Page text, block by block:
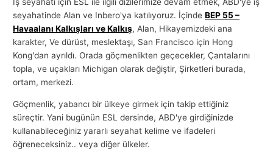
İş seyahati için ESL ile ilgili dizilerimize devam etmek, ABD'ye iş
seyahatinde Alan ve Inbero'ya katılıyoruz. İçindeBEP 55 –
Havaalanı Kalkışları ve Kalkış, Alan, Hikayemizdeki ana
karakter, Ve dürüst, meslektaşı, San Francisco için Hong
Kong'dan ayrıldı. Orada göçmenlikten geçecekler, Çantalarını
topla, ve uçakları Michigan olarak değiştir, Şirketleri burada,
ortam, merkezi.
Göçmenlik, yabancı bir ülkeye girmek için takip ettiğiniz
süreçtir. Yani bugünün ESL dersinde, ABD'ye girdiğinizde
kullanabileceğiniz yararlı seyahat kelime ve ifadeleri
öğreneceksiniz.. veya diğer ülkeler.